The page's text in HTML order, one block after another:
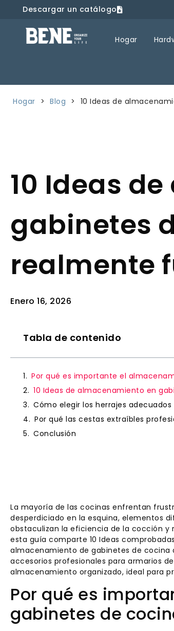
Descargar un catálogo
Hogar
Hogar > Blog > 10 Ideas de
10 Ideas
gabinetes
realmente
Enero 16, 2026
Tabla de contenido
Por qué es importante el
10 Ideas de almacenamiento en
Cómo elegir los herrajes
Por qué las cestas extraíbles
Conclusión
La mayoría de las cocinas enfrentan
desperdiciado en la esquina, elementos
obstaculizan la eficiencia de la cocción y
esta guía comparte 10 Ideas
almacenamiento de gabinetes de cocina
accesorios profesionales para armarios
almacenamiento organizado, ideal para
Por qué es
gabinetes de